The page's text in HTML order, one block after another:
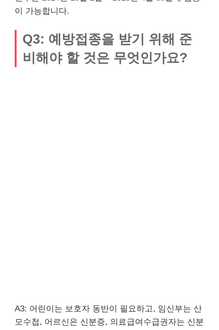
이 가능합니다.
Q3: 예방접종을 받기 위해 준
비해야 할 것은 무엇인가요?
A3: 어린이는 보호자 동반이 필요하고, 임신부는 산
모수첩, 어르신은 신분증, 의료급여수급권자는 신분